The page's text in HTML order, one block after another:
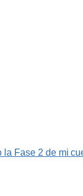
la Fase 2 de mi